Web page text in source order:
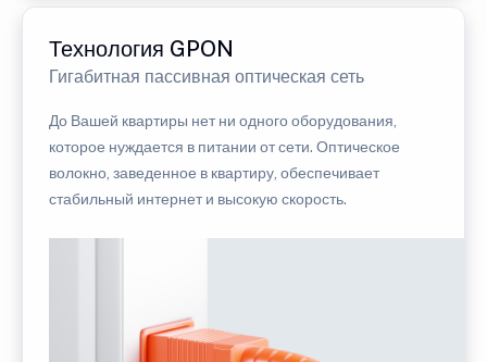
Технология GPON
Гигабитная пассивная оптическая сеть
До Вашей квартиры нет ни одного оборудования,
которое нуждается в питании от сети. Оптическое
волокно, заведенное в квартиру, обеспечивает
стабильный интернет и высокую скорость.